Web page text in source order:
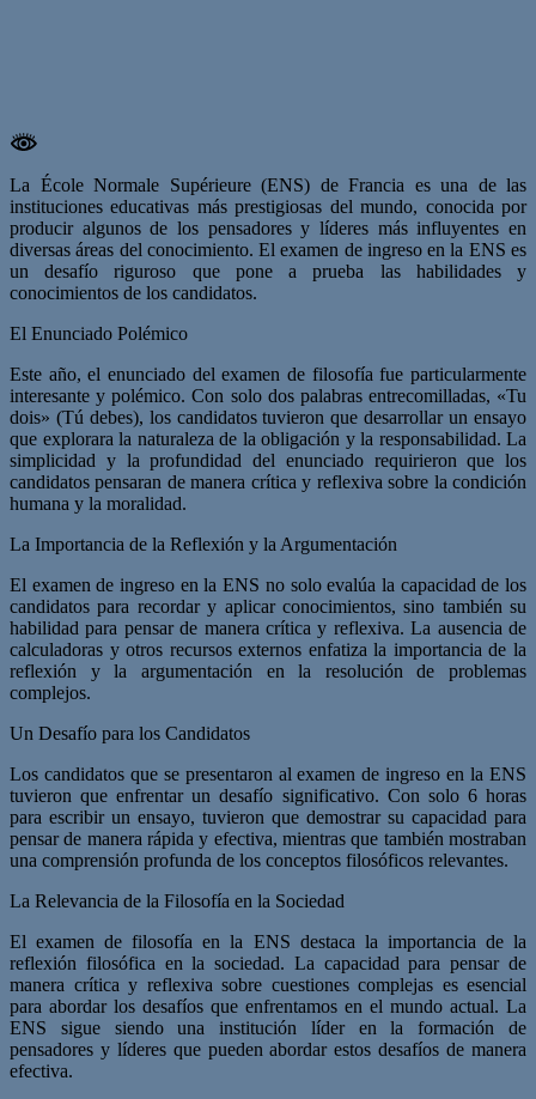
La École Normale Supérieure (ENS) de Francia es una de las
instituciones educativas más prestigiosas del mundo, conocida por
producir algunos de los pensadores y líderes más influyentes en
diversas áreas del conocimiento. El examen de ingreso en la ENS es
un desafío riguroso que pone a prueba las habilidades y
conocimientos de los candidatos.
El Enunciado Polémico
Este año, el enunciado del examen de filosofía fue particularmente
interesante y polémico. Con solo dos palabras entrecomilladas, «Tu
dois» (Tú debes), los candidatos tuvieron que desarrollar un ensayo
que explorara la naturaleza de la obligación y la responsabilidad. La
simplicidad y la profundidad del enunciado requirieron que los
candidatos pensaran de manera crítica y reflexiva sobre la condición
humana y la moralidad.
La Importancia de la Reflexión y la Argumentación
El examen de ingreso en la ENS no solo evalúa la capacidad de los
candidatos para recordar y aplicar conocimientos, sino también su
habilidad para pensar de manera crítica y reflexiva. La ausencia de
calculadoras y otros recursos externos enfatiza la importancia de la
reflexión y la argumentación en la resolución de problemas
complejos.
Un Desafío para los Candidatos
Los candidatos que se presentaron al examen de ingreso en la ENS
tuvieron que enfrentar un desafío significativo. Con solo 6 horas
para escribir un ensayo, tuvieron que demostrar su capacidad para
pensar de manera rápida y efectiva, mientras que también mostraban
una comprensión profunda de los conceptos filosóficos relevantes.
La Relevancia de la Filosofía en la Sociedad
El examen de filosofía en la ENS destaca la importancia de la
reflexión filosófica en la sociedad. La capacidad para pensar de
manera crítica y reflexiva sobre cuestiones complejas es esencial
para abordar los desafíos que enfrentamos en el mundo actual. La
ENS sigue siendo una institución líder en la formación de
pensadores y líderes que pueden abordar estos desafíos de manera
efectiva.